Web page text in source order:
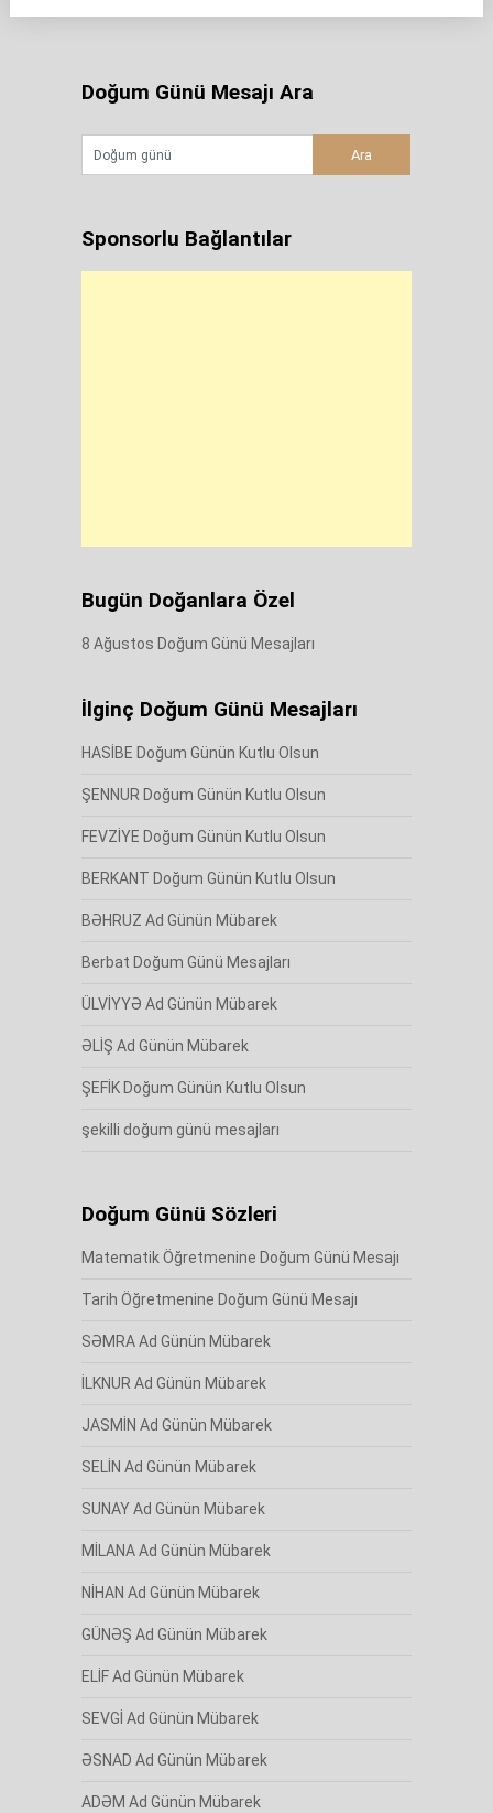
Doğum Günü Mesajı Ara
Sponsorlu Bağlantılar
Bugün Doğanlara Özel
8 Ağustos Doğum Günü Mesajları
İlginç Doğum Günü Mesajları
HASİBE Doğum Günün Kutlu Olsun
ŞENNUR Doğum Günün Kutlu Olsun
FEVZİYE Doğum Günün Kutlu Olsun
BERKANT Doğum Günün Kutlu Olsun
BƏHRUZ Ad Günün Mübarek
Berbat Doğum Günü Mesajları
ÜLVİYYƏ Ad Günün Mübarek
ƏLİŞ Ad Günün Mübarek
ŞEFİK Doğum Günün Kutlu Olsun
şekilli doğum günü mesajları
Doğum Günü Sözleri
Matematik Öğretmenine Doğum Günü Mesajı
Tarih Öğretmenine Doğum Günü Mesajı
SƏMRA Ad Günün Mübarek
İLKNUR Ad Günün Mübarek
JASMİN Ad Günün Mübarek
SELİN Ad Günün Mübarek
SUNAY Ad Günün Mübarek
MİLANA Ad Günün Mübarek
NİHAN Ad Günün Mübarek
GÜNƏŞ Ad Günün Mübarek
ELİF Ad Günün Mübarek
SEVGİ Ad Günün Mübarek
ƏSNAD Ad Günün Mübarek
ADƏM Ad Günün Mübarek